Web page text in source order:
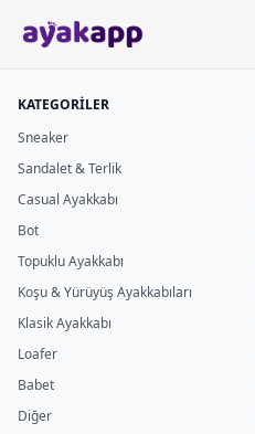
KATEGORİLER
Sneaker
Sandalet & Terlik
Casual Ayakkabı
Bot
Topuklu Ayakkabı
Koşu & Yürüyüş Ayakkabıları
Klasik Ayakkabı
Loafer
Babet
Diğer